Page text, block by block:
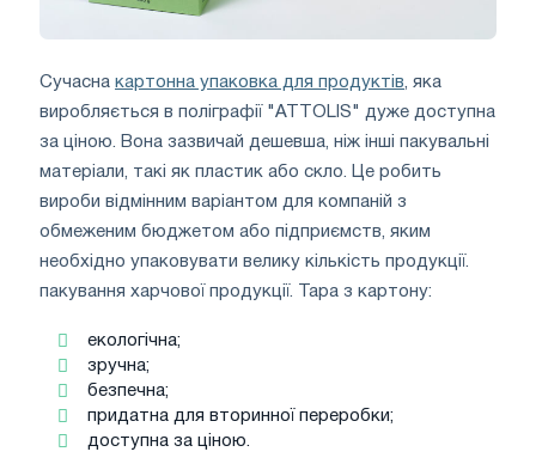
Сучасна картонна упаковка для продуктів , яка
виробляється в поліграфії "ATTOLIS" дуже доступна
за ціною. Вона зазвичай дешевша, ніж інші пакувальні
матеріали, такі як пластик або скло. Це робить
вироби відмінним варіантом для компаній з
обмеженим бюджетом або підприємств, яким
необхідно упаковувати велику кількість продукції.
пакування харчової продукції. Тара з картону:
екологічна;
зручна;
безпечна;
придатна для вторинної переробки;
доступна за ціною.